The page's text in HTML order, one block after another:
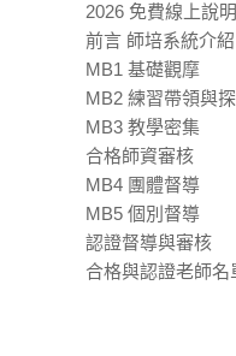
2026 免費線上說
前言 師培系統介紹
MB1 基礎觀摩
MB2 練習帶領與
MB3 教學密集
合格師資審核
MB4 團體督導
MB5 個別督導
認證督導與審核
合格與認證老師名